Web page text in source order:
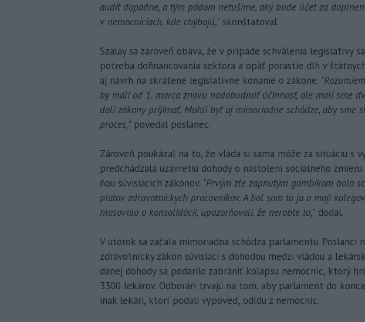
audit dopadne, a tým pádom netušíme, aký bude účet za
v nemocniciach, kde chýbajú," skonštatoval.
Szalay sa zároveň obáva, že v prípade schválenia legislatívy
potreba dofinancovania sektora a opäť porastie dlh v
aj návrh na skrátené legislatívne konanie o zákone.
by mali od 1. marca znovu nadobudnúť účinnosť, ale mali sme
dali zákony prijímať. Mohli byť aj mimoriadne schôdze, aby sme
proces," povedal poslanec.
Zároveň poukázal na to, že vláda si sama môže za situáciu s
predchádzala uzavretiu dohody o nastolení sociálneho
ňou súvisiacich zákonov. "Prvým zle zapnutým gombíkom bolo
platov zdravotníckych pracovníkov. A bol som to ja a moji
hlasovalo o konsolidácii, upozorňovali, že nerobte to," dodal.
V utorok sa začala mimoriadna schôdza parlamentu. Poslanci
zdravotnícky zákon súvisiaci s dohodou medzi vládou a
danej dohody sa podarilo zabrániť kolapsu nemocníc, ktorý
3300 lekárov. Odborári trvajú na tom, aby parlament do
inak lekári, ktorí podali výpoveď, odídu z nemocníc.